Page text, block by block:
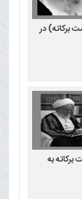
برکاته) در
به